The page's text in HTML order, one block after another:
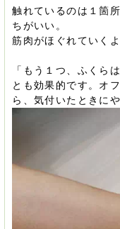
触れているのは１箇
ちがいい。
筋肉がほぐれていく
「もう１つ、ふくら
とも効果的です。オ
ら、気付いたときに